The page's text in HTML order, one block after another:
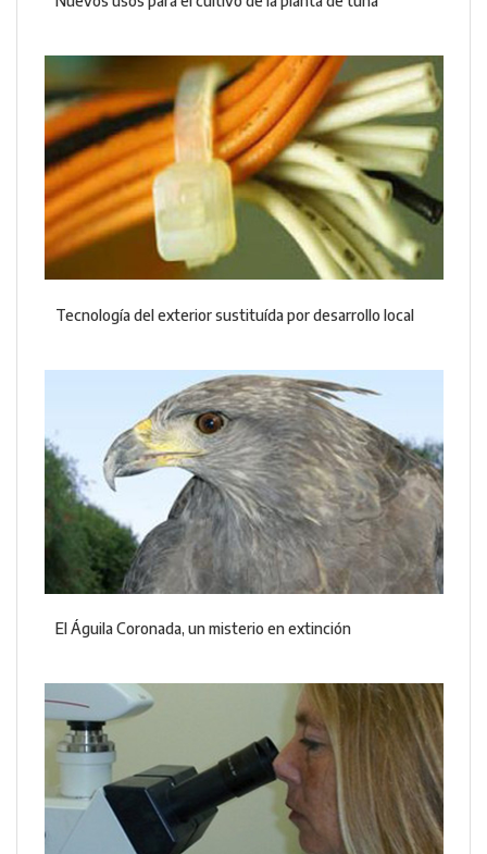
Tecnología del exterior sustituída por desarrollo local
El Águila Coronada, un misterio en extinción